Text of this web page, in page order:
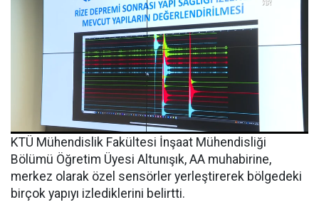
KTÜ Mühendislik Fakültesi İnşaat Mühendisliği
Bölümü Öğretim Üyesi Altunışık, AA muhabirine,
merkez olarak özel sensörler yerleştirerek bölgedeki
birçok yapıyı izlediklerini belirtti.